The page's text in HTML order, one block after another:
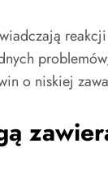
o niskiej